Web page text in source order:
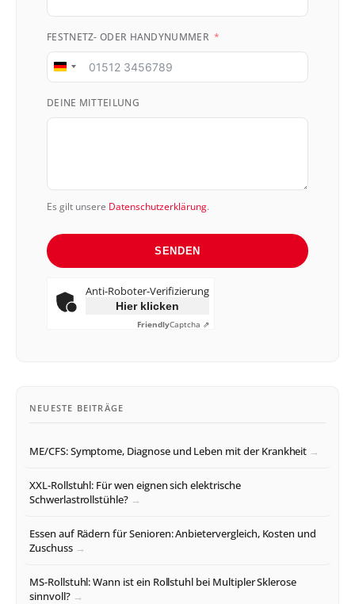
FESTNETZ- ODER HANDYNUMMER
Germany
DEINE MITTEILUNG
Es gilt unsere Datenschutzerklärung.
SENDEN
Anti-Roboter-Verifizierung
Hier klicken
FriendlyCaptcha ⇗
NEUESTE BEITRÄGE
ME/CFS: Symptome, Diagnose und Leben mit der Krankheit
XXL-Rollstuhl: Für wen eignen sich elektrische
Schwerlastrollstühle?
Essen auf Rädern für Senioren: Anbietervergleich, Kosten und
Zuschuss
MS-Rollstuhl: Wann ist ein Rollstuhl bei Multipler Sklerose
sinnvoll?